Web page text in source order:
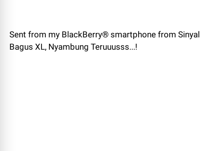
Sent from my BlackBerry® smartphone from Sinyal
Bagus XL, Nyambung Teruuusss...!